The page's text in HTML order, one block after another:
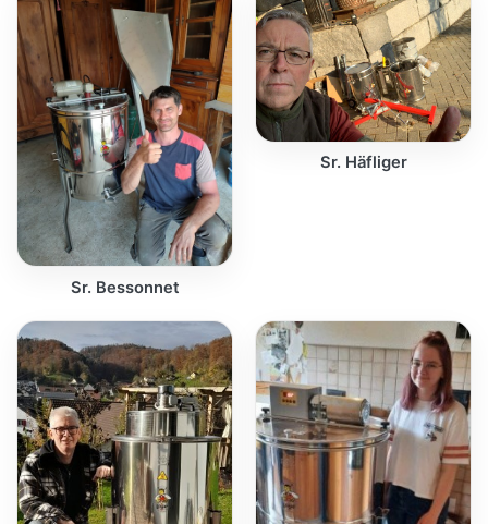
Sr. Bessonnet
Sr. Häfliger